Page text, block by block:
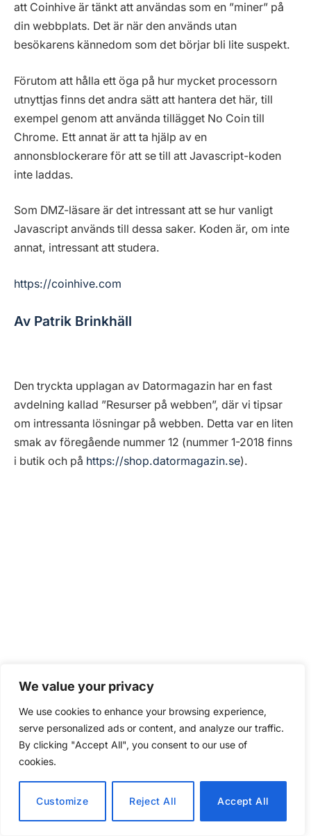
We value your privacy
We use cookies to enhance your browsing experience,
serve personalized ads or content, and analyze our traffic.
By clicking "Accept All", you consent to our use of
cookies.
Customize Reject All Accept All
att Coinhive är tänkt att användas som en ”miner” på
din webbplats. Det är när den används utan
besökarens kännedom som det börjar bli lite suspekt.
Förutom att hålla ett öga på hur mycket processorn
utnyttjas finns det andra sätt att hantera det här, till
exempel genom att använda tillägget No Coin till
Chrome. Ett annat är att ta hjälp av en
annonsblockerare för att se till att Javascript-koden
inte laddas.
Som DMZ-läsare är det intressant att se hur vanligt
Javascript används till dessa saker. Koden är, om inte
annat, intressant att studera.
https://coinhive.com
Av Patrik Brinkhäll
Den tryckta upplagan av Datormagazin har en fast
avdelning kallad ”Resurser på webben”, där vi tipsar
om intressanta lösningar på webben. Detta var en liten
smak av föregående nummer 12 (nummer 1-2018 finns
i butik och på https://shop.datormagazin.se).